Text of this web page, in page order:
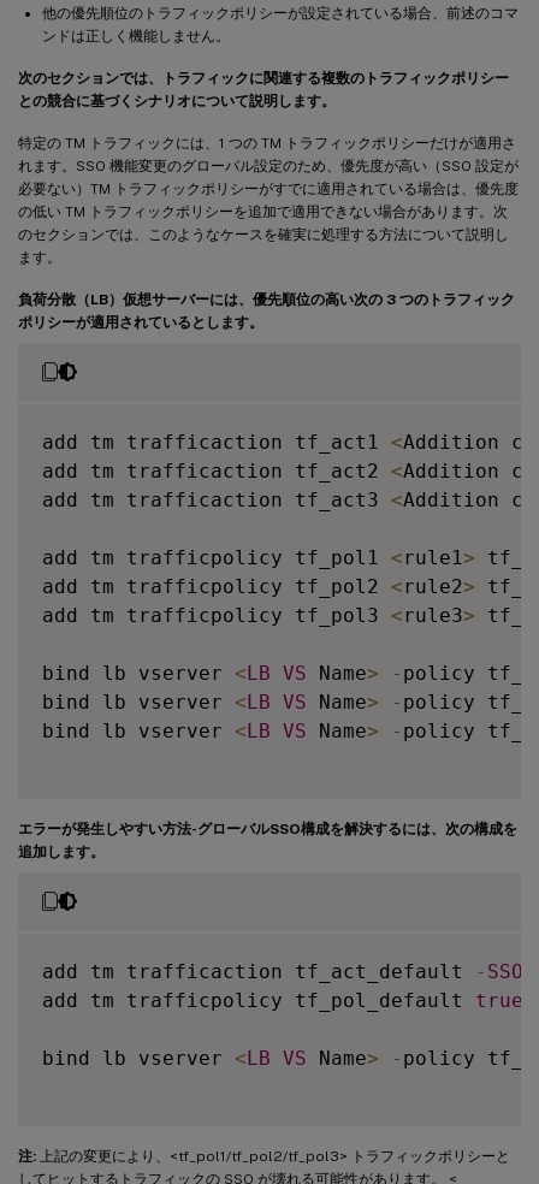
他の優先順位のトラフィックポリシーが設定されている場合、前述のコマ
ンドは正しく機能しません。
次のセクションでは、トラフィックに関連する複数のトラフィックポリシー
との競合に基づくシナリオについて説明します。
特定の TM トラフィックには、1 つの TM トラフィックポリシーだけが適用さ
れます。SSO 機能変更のグローバル設定のため、優先度が高い（SSO 設定が
必要ない）TM トラフィックポリシーがすでに適用されている場合は、優先度
の低い TM トラフィックポリシーを追加で適用できない場合があります。次
のセクションでは、このようなケースを確実に処理する方法について説明し
ます。
負荷分散（LB）仮想サーバーには、優先順位の高い次の 3 つのトラフィック
ポリシーが適用されているとします。
add tm trafficaction tf_act1 <Addition
add tm trafficaction tf_act2 <Addition
add tm trafficaction tf_act3 <Addition
add tm trafficpolicy tf_pol1 < rule1 >
add tm trafficpolicy tf_pol2 < rule2>
add tm trafficpolicy tf_pol3 < rule3>
bind lb vserver <LB VS Name> - policy
bind lb vserver <LB VS Name> - policy
bind lb vserver <LB VS Name> - policy
エラーが発生しやすい方法-グローバルSSO構成を解決するには、次の構成を
追加します。
add tm trafficaction tf_act_default - SSO
add tm trafficpolicy tf_pol_default true
bind lb vserver <LB VS Name> - policy
注: 上記の変更により、<tf_pol1/tf_pol2/tf_pol3> トラフィックポリシーと
してヒットするトラフィックの SSO が壊れる可能性があります。 <